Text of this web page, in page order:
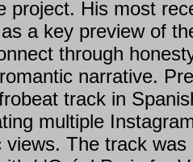
project. His most
a key preview of
through
narrative.
track in
multiple
views. The track